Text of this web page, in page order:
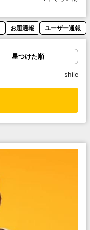
お題通報 ユーザー通報
星つけた順
shile